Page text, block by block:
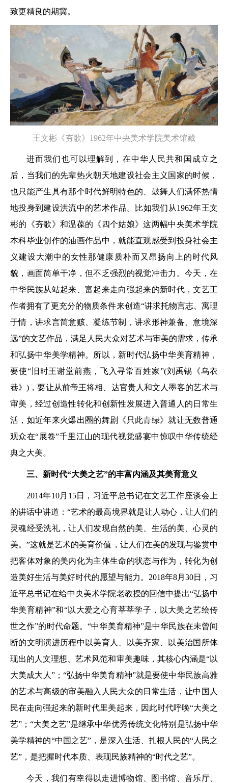
致更精良的期冀。
王文彬《夯歌》1962年中央美术学院美术馆藏
进而我们也可以理解到，在中华人民共和国成立之
后，当我们的先辈热火朝天地建设社会主义国家的时候，
也只能产生具有那个时代鲜明特色的、鼓舞人们满怀热情
地投身到建设洪流中的艺术作品。比如我们从1962年王文
彬的《夯歌》和温葆的《四个姑娘》这两幅中央美术学院
本科毕业创作的油画作品中，就能直观感受到投身社会主
义建设大潮中的女性那健康质朴而又昂扬向上的时代风
貌，画面简单干净，但不乏强烈的视觉冲击力。今天，在
中华民族从站起来、富起来走向强起来的新时代，文艺工
作者拥有了更充分的物质条件来创造“讲求托物言志、寓理
于情，讲求言简意赅、凝练节制，讲求形神兼备、意境深
远”的文艺作品，满足人民大众对艺术与审美的需求，传承
和弘扬中华美学精神。所以，新时代弘扬中华美育精神，
要使“旧时王谢堂前燕，飞入寻常百姓家”(刘禹锡《乌衣
巷》)，要让从前帝王将相、达官贵人和文人墨客的艺术与
审美，经过创造性转化和创新性发展进入普通人的日常生
活，如近年来火爆出圈的舞剧《只此青绿》就让无数普通
观众在“展卷”千里江山的现代视觉盛宴中惊叹中华传统经
典之大美。
三、 新时代“大美之艺”的丰富内涵及其美育意义
2014年10月15日，习近平总书记在文艺工作座谈会上
的讲话中讲道：“艺术的最高境界就是让人动心，让人们的
灵魂经受洗礼，让人们发现自然的美、生活的美、心灵的
美。”这就是艺术的美育价值，让人们在美的发现与鉴赏中
把客体对象的美内化为主体生命的状态与作为，转化为创
造美好生活与美好时代的愿望与能力。2018年8月30日，习
近平总书记在给中央美术学院老教授的回信中提出“弘扬中
华美育精神”和“以大爱之心育莘莘学子，以大美之艺绘传
世之作”的时代命题。“中华美育精神”是中华民族在未曾间
断的文明演进历程中以美育人、以美齐家、以美治国所体
现出的人文理想、艺术风范和审美趣味，其核心内涵是“以
大美成大人”；“弘扬中华美育精神”就是要使中华民族高雅
的艺术与高级的审美融入人民大众的日常生活，让中国人
民在走向强起来的新时代里美起来，因此时代呼唤“大美之
艺”；“大美之艺”是继承中华优秀传统文化特别是弘扬中华
美学精神的“中国之艺”，是深入生活、扎根人民的“人民之
艺”，是把握时代本质、表现民族精神的“时代之艺”。
今天，我们有幸得以走进博物馆、图书馆、音乐厅、